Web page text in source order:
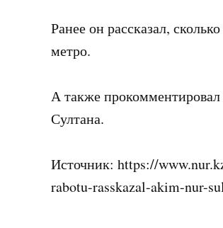
Ранее он рассказал,
метро.
А также
Султана.
Источник: https://
rabotu-rasskazal-akim-nur-